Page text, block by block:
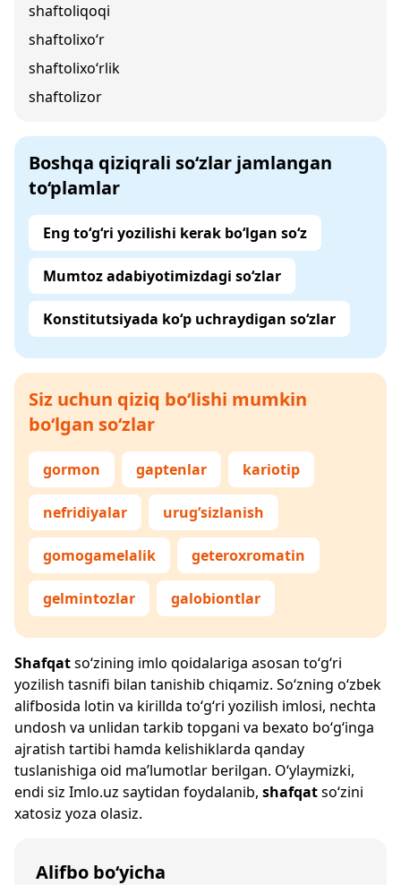
shaftoliqoqi
shaftolixo‘r
shaftolixo‘rlik
shaftolizor
Boshqa qiziqrali so‘zlar jamlangan
to‘plamlar
Eng to‘g‘ri yozilishi kerak bo‘lgan so‘z
Mumtoz adabiyotimizdagi so‘zlar
Konstitutsiyada ko‘p uchraydigan so‘zlar
Siz uchun qiziq bo‘lishi mumkin
bo‘lgan so‘zlar
gormon gaptenlar kariotip
nefridiyalar urug‘sizlanish
gomogamelalik geteroxromatin
gelmintozlar galobiontlar
Shafqatso‘zining imlo qoidalariga asosan to‘g‘ri
yozilish tasnifi bilan tanishib chiqamiz. So‘zning o‘zbek
alifbosida lotin va kirillda to‘g‘ri yozilish imlosi, nechta
undosh va unlidan tarkib topgani va bexato bo‘g‘inga
ajratish tartibi hamda kelishiklarda qanday
tuslanishiga oid ma’lumotlar berilgan. O‘ylaymizki,
endi siz Imlo.uz saytidan foydalanib, shafqatso‘zini
xatosiz yoza olasiz.
Alifbo bo‘yicha